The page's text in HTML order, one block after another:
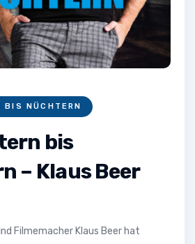
BIS NÜCHTERN
bis
– Klaus Beer
Filmemacher Klaus Beer hat